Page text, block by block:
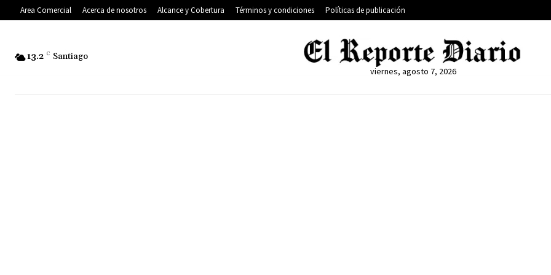
Area Comercial Acerca de nosotros Alcance y Cobertura Términos y condiciones Políticas de publicación
13.2 C Santiago
viernes, agosto 7, 2026